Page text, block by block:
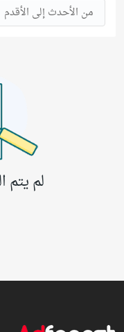
من الأحدث إلى الأقدم
لم يتم